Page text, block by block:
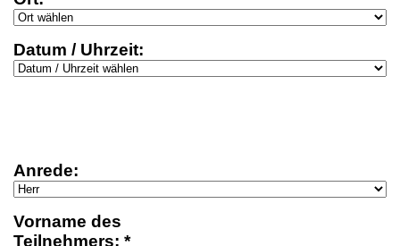
Datum / Uhrzeit:
Anrede:
Vorname des
Teilnehmers: *